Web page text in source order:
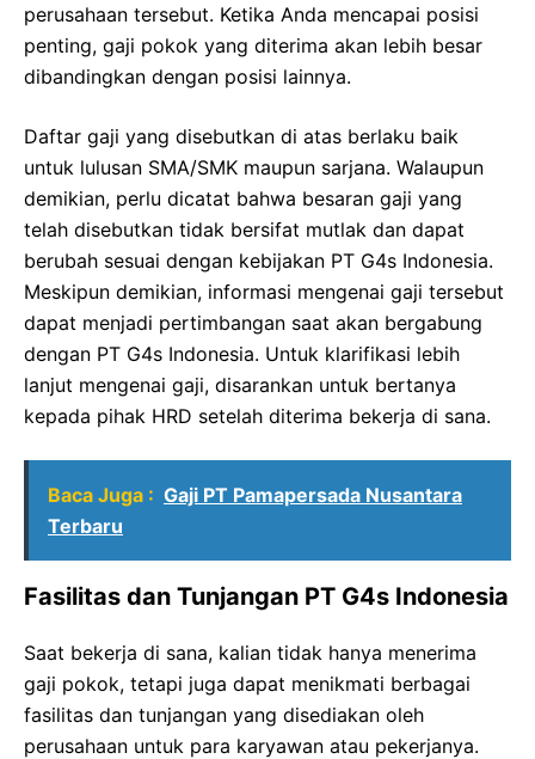
perusahaan tersebut. Ketika Anda mencapai posisi
penting, gaji pokok yang diterima akan lebih besar
dibandingkan dengan posisi lainnya.
Daftar gaji yang disebutkan di atas berlaku baik
untuk lulusan SMA/SMK maupun sarjana. Walaupun
demikian, perlu dicatat bahwa besaran gaji yang
telah disebutkan tidak bersifat mutlak dan dapat
berubah sesuai dengan kebijakan PT G4s Indonesia.
Meskipun demikian, informasi mengenai gaji tersebut
dapat menjadi pertimbangan saat akan bergabung
dengan PT G4s Indonesia. Untuk klarifikasi lebih
lanjut mengenai gaji, disarankan untuk bertanya
kepada pihak HRD setelah diterima bekerja di sana.
Baca Juga : Gaji PT Pamapersada Nusantara
Terbaru
Fasilitas dan Tunjangan PT G4s Indonesia
Saat bekerja di sana, kalian tidak hanya menerima
gaji pokok, tetapi juga dapat menikmati berbagai
fasilitas dan tunjangan yang disediakan oleh
perusahaan untuk para karyawan atau pekerjanya.